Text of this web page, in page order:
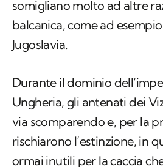
somigliano molto ad altre
balcanica, come ad
Jugoslavia.
Durante il dominio
Ungheria, gli antenati dei
via scomparendo e, per la
rischiarono l’estinzione, in
ormai inutili per la caccia